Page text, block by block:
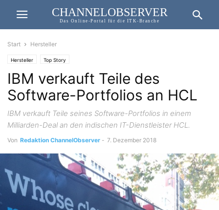
CHANNELOBSERVER
Das Online-Portal für die ITK-Branche
Start Hersteller
Hersteller Top Story
IBM verkauft Teile des
Software-Portfolios an HCL
IBM verkauft Teile seines Software-Portfolios in einem
Milliarden-Deal an den indischen IT-Dienstleister HCL.
Von Redaktion ChannelObserver - 7. Dezember 2018